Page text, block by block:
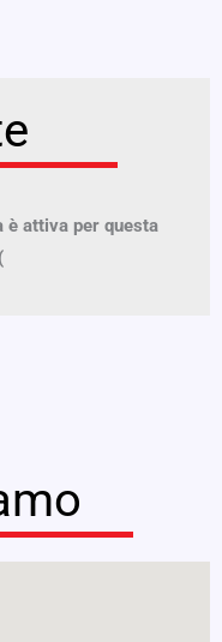
è attiva per questa